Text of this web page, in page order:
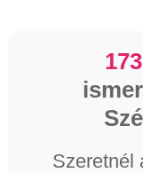
173
Szeretnél